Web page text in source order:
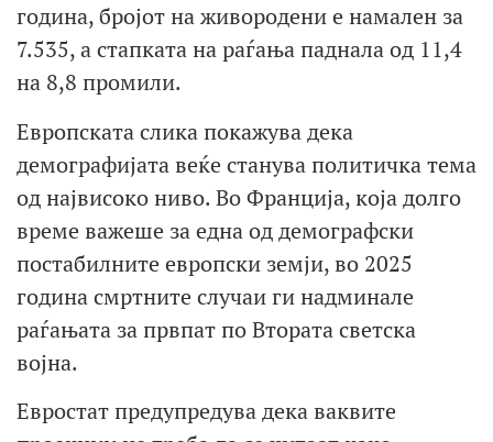
година, бројот на живородени е намален за
7.535, а стапката на раѓања паднала од 11,4
на 8,8 промили.
Европската слика покажува дека
демографијата веќе станува политичка тема
од највисоко ниво. Во Франција, која долго
време важеше за една од демографски
постабилните европски земји, во 2025
година смртните случаи ги надминале
раѓањата за првпат по Втората светска
војна.
Евростат предупредува дека ваквите